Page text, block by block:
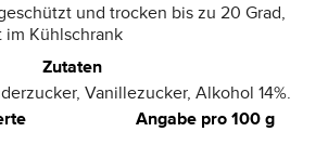
und trocken bis zu 20 Grad,
im Kühlschrank
Zutaten
Vanillezucker, Alkohol 14%.
Angabe pro 100 g